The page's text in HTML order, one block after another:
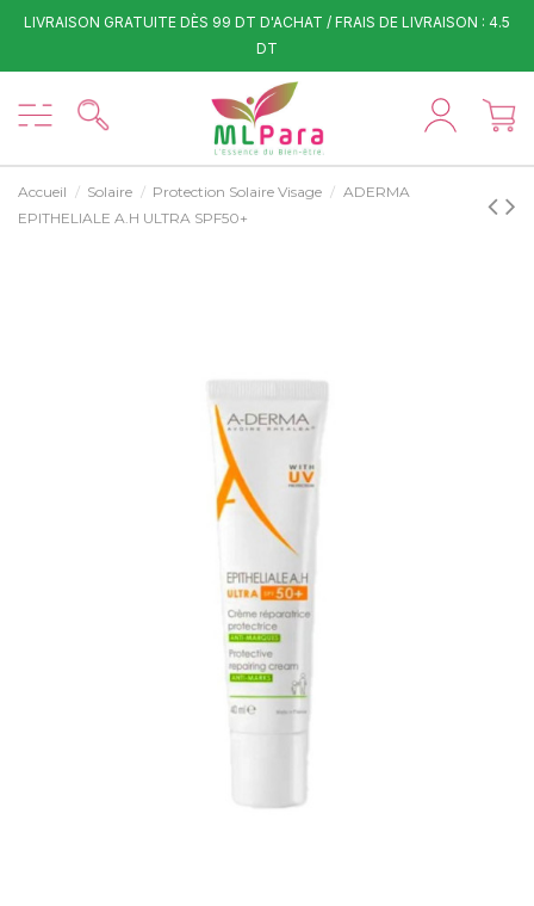
LIVRAISON GRATUITE DÈS 99 DT D'ACHAT / FRAIS DE LIVRAISON : 4.5
DT
Accueil Solaire Protection Solaire Visage
ADERMA
EPITHELIALE A.H ULTRA SPF50+